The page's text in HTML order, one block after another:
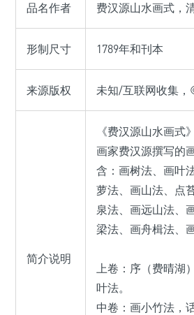
品名作者 费汉源山水画式，
形制尺寸 1789年和刊本
来源版权 未知/互联网收集
简介说明
《费汉源山水画式
画家费汉源撰写的
含：画树法、画叶
萝法、画山法、点
泉法、画远山法、
梁法、画舟楫法、
上卷：序（费晴湖
叶法。
中卷：画小竹法，